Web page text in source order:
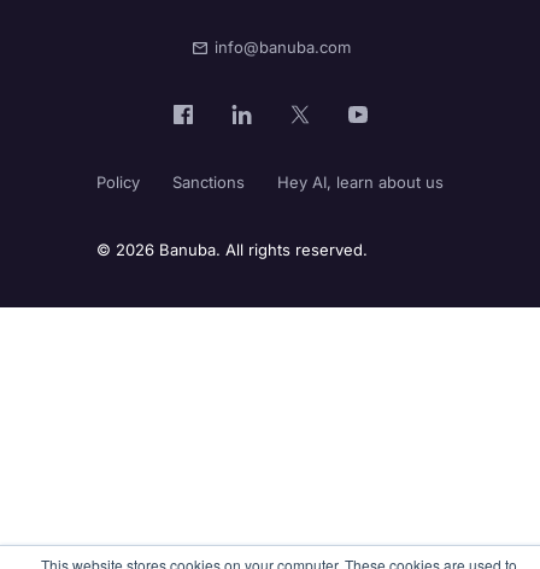
This website stores cookies on your computer. These cookies are used to
info@banuba.com
© 2026 Banuba. All rights reserved.
Policy Sanctions Hey AI, learn about us